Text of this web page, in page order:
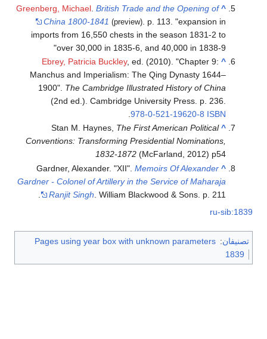
^
Greenberg, Michael .British Trade and the Opening of
China 1800-1841 (preview) . p. 113. expansion in
imports from 16,550 chests in the season 1831-2 to
over 30,000 in 1835-6, and 40,000 in 1838-9
^
Ebrey, Patricia Buckley, ed. (2010). "Chapter 9:
Manchus and Imperialism: The Qing Dynasty 1644–
1900". The Cambridge Illustrated History of China
(2nd ed.). Cambridge University Press. p. 236.
ISBN
978-0-521-19620-8
.
^
Stan M. Haynes, The First American Political
Conventions: Transforming Presidential Nominations,
1832-1872 (McFarland, 2012) p54
^
Gardner, Alexander. "XII".Memoirs Of Alexander
Gardner - Colonel of Artillery in the Service of Maharaja
Ranjit Singh . William Blackwood & Sons. p. 211.
ru-sib:1839
تصنيفان:
Pages using year box with unknown parameters
1839